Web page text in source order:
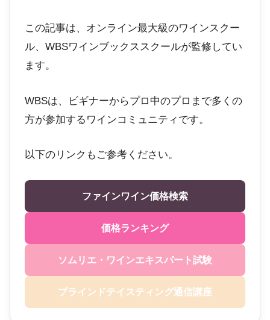
この記事は、オンライン最大級のワインスクー
ル、WBSワインブックススクールが監修してい
ます。
WBSは、ビギナーからプロ中のプロまで多くの
方が参加するワインコミュニティです。
以下のリンクもご参考ください。
ファインワイン価格検索
価格ランキング
ソムリエ・ワインエキスパート試験
ブラインドテイスティング通信講座